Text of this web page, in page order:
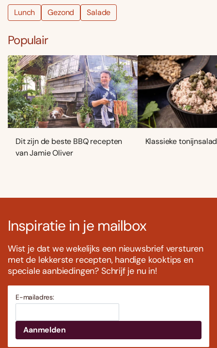
Lunch Gezond Salade
Populair
Dit zijn de beste BBQ recepten
van Jamie Oliver
Klassieke
Inspiratie in je mailbox
Wist je dat we wekelijks een nieuwsbrief versturen
met de lekkerste recepten, handige kooktips en
speciale aanbiedingen? Schrijf je nu in!
E-mailadres: